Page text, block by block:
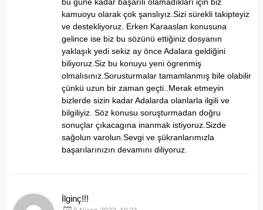
kamuoyu olarak çok şanslıyız.Sizi sürekli takipteyiz
ve destekliyoruz. Erken Karaaslan konusuna
gelince ise biz bu sözünü ettiğiniz dosyanın
yaklaşık yedi sekiz ay önce Adalara geldiğini
biliyoruz.Siz bu konuyu yeni ögrenmiş
olmalısınız.Sorusturmalar tamamlanmış bile olabilir
çünkü uzun bir zaman geçti..Merak etmeyin
bizlerde sizin kadar Adalarda olanlarla ilgili ve
bilgiliyiz. Söz konusu soruşturmadan doğru
sonuçlar çıkacagına inanmak istiyoruz.Sizde
sağolun varolun.Sevgi ve şükranlarımızla
başarılarınızın devamını diliyoruz.
İlginç!!!